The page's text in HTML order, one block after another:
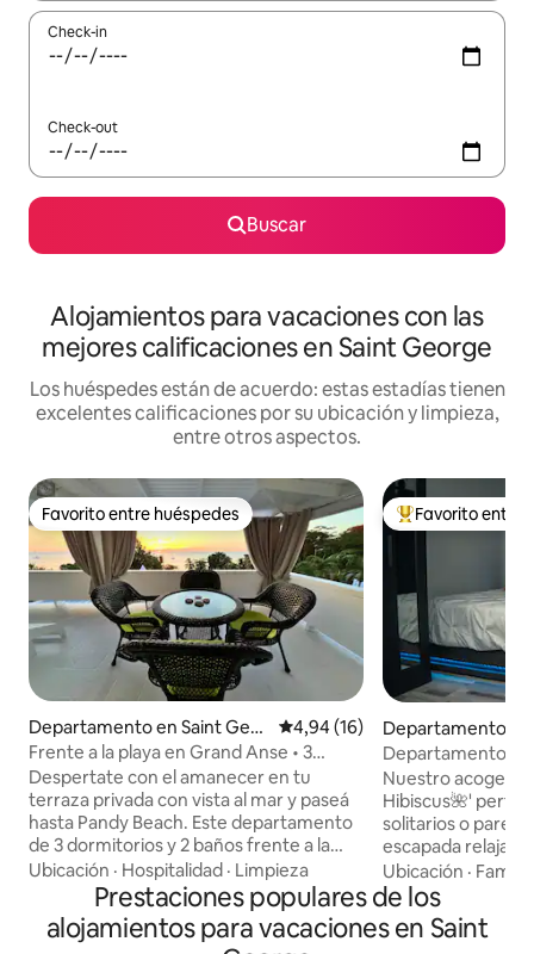
Check-in
Check-out
Buscar
Alojamientos para vacaciones con las
mejores calificaciones en Saint George
Los huéspedes están de acuerdo: estas estadías tienen
excelentes calificaciones por su ubicación y limpieza,
entre otros aspectos.
Favorito entre huéspedes
Favorito entre huéspedes
Departamento en Saint Geor
ge's
Calificación promedio: 4,94 de
4,94 (16)
Frente a la playa en Grand Anse • 3
habitaciones • Aire acondicionado
Despertate con el amanecer en tu
terraza privada con vista al mar y paseá
hasta Pandy Beach. Este departamento
de 3 dormitorios y 2 baños frente a la
playa en Grand Anse tiene capacidad
para seis personas e incluye aire
acondicionado en cada dormitorio, una
cocina totalmente equipada para
Ubicación · Hospitalidad · Limpieza
Favorito entre
Favorito entre
Departamento en
ge's
Departamento
jardín y estanque
Nuestro
Hibiscus🌺'
solitarios o
escapada
estadio
histórica ciudad
minutos del
espacio
Ubicación · Familia
Prestaciones populares de los
alojamientos para vacaciones en Saint